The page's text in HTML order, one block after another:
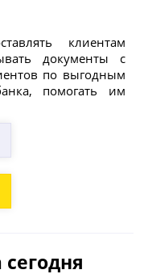
клиентам
документы с
по выгодным
помогать им